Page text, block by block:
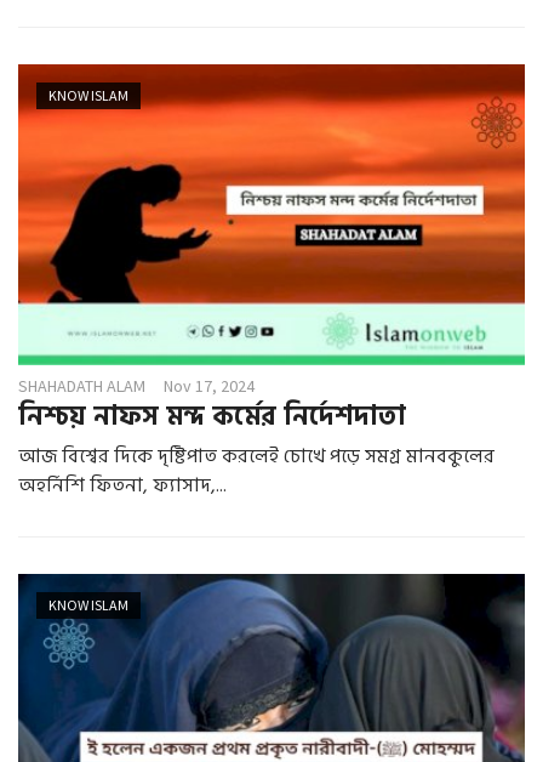
KNOW ISLAM
SHAHADATH ALAM Nov 17, 2024
নিশ্চয় নাফস মন্দ কর্মের নির্দেশদাতা
আজ বিশ্বের দিকে দৃষ্টিপাত করলেই চোখে পড়ে সমগ্র মানবকুলের
অহর্নিশি ফিতনা, ফ্যাসাদ,...
KNOW ISLAM